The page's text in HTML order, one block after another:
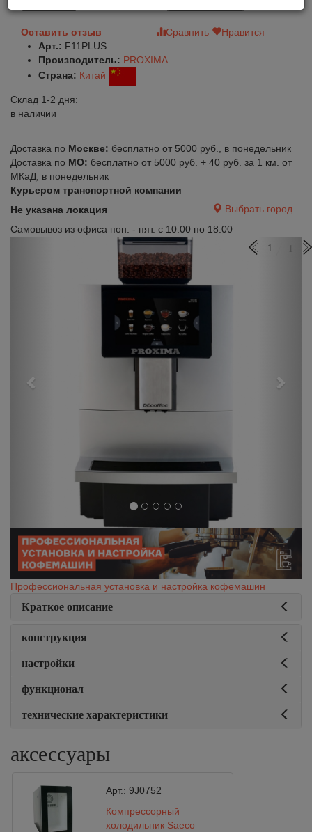
Оставить отзыв Сравнить
Нравится
Арт.: F11PLUS
Производитель: PROXIMA
Страна: Китай
Склад 1-2 дня:
в наличии
Доставка по Москве: бесплатно от 5000 руб., в понедельник
Доставка по МО: бесплатно от 5000 руб. + 40 руб. за 1 км. от
МКаД, в понедельник
Курьером транспортной компании
Не указана локация
Выбрать город
Самовывоз из офиса пон. - пят. с 10.00 по 18.00
Next
Профессиональная установка и настройка кофемашин
Краткое описание
конструкция
настройки
функционал
технические характеристики
аксессуары
1
Арт.:9J0752
Компрессорный
холодильник Saeco